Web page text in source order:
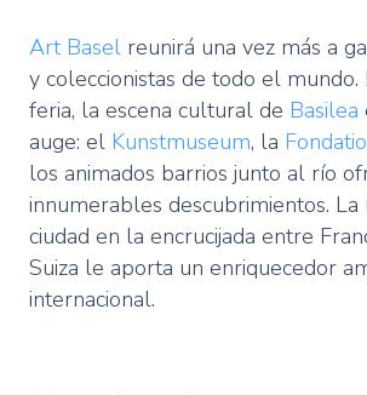
Art Basel reunirá una vez más a
y coleccionistas de todo el
feria, la escena cultural de Basilea
auge: el Kunstmuseum, la
los animados barrios junto al río
innumerables descubrimientos. La
ciudad en la encrucijada entre
Suiza le aporta un enriquecedor
internacional.